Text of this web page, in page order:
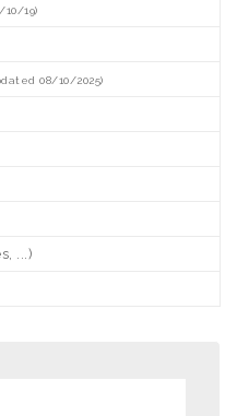
19)
08/10/2025)
...)